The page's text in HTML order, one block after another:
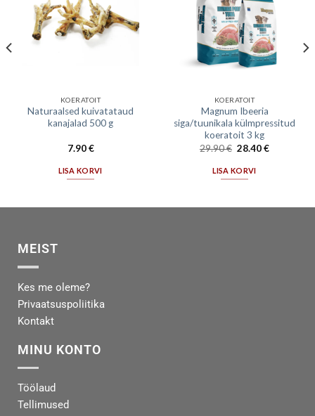
KOERATOIT
Naturaalsed kuivatataud
kanajalad 500 g
7.90€
LISA KORVI
KOERATOIT
Magnum Ibeeria
siga/tuunikala külmpressitud
koeratoit 3 kg
29.90€ 28.40€
LISA KORVI
MEIST
Kes me oleme?
Privaatsuspoliitika
Kontakt
MINU KONTO
Töölaud
Tellimused